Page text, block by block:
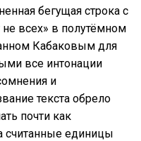
бегущая строка с
всех» в полутёмном
Кабаковым для
все интонации
и
текста обрело
почти как
считанные единицы